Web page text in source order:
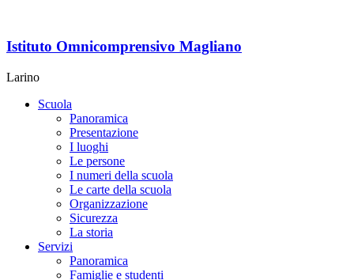
Istituto Omnicomprensivo Magliano
Larino
Scuola
Panoramica
Presentazione
I luoghi
Le persone
I numeri della scuola
Le carte della scuola
Organizzazione
Sicurezza
La storia
Servizi
Panoramica
Famiglie e studenti